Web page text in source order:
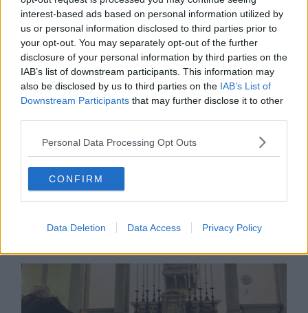
interest-based ads based on personal information utilized by
us or personal information disclosed to third parties prior to
your opt-out. You may separately opt-out of the further
disclosure of your personal information by third parties on the
IAB’s list of downstream participants. This information may
also be disclosed by us to third parties on the IAB’s List of
Downstream Participants that may further disclose it to other
Personal Data Processing Opt Outs
CONFIRM
Data Deletion Data Access Privacy Policy
La mostra in biblioteca
Filarmonica Volere è Poteree dellaCorale Città di Pontedera